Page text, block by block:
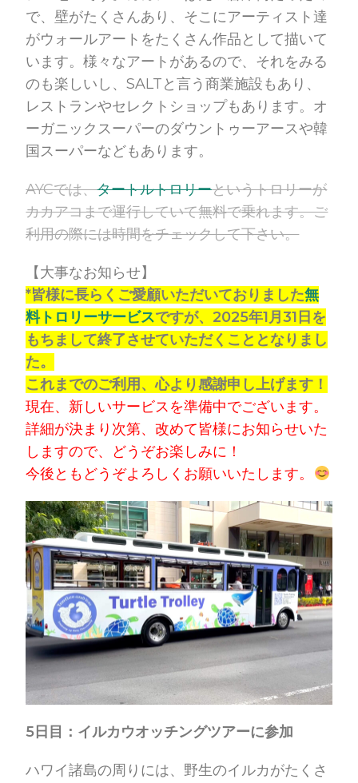
で、壁がたくさんあり、そこにアーティスト達
がウォールアートをたくさん作品として描いて
います。様々なアートがあるので、それをみる
のも楽しいし、SALTと言う商業施設もあり、
レストランやセレクトショップもあります。オ
ーガニックスーパーのダウントゥーアースや韓
国スーパーなどもあります。
AYCでは、タートルトロリーというトロリーが
カカアコまで運行していて無料で乗れます。ご
利用の際には時間をチェックして下さい。
【大事なお知らせ】
*皆様に長らくご愛顧いただいておりました無
料トロリーサービスですが、2025年1月31日を
もちまして終了させていただくこととなりまし
た。
これまでのご利用、心より感謝申し上げます！
現在、新しいサービスを準備中でございます。
詳細が決まり次第、改めて皆様にお知らせいた
しますので、どうぞお楽しみに！
今後ともどうぞよろしくお願いいたします。
5日目：イルカウオッチングツアーに参加
ハワイ諸島の周りには、野生のイルカがたくさ